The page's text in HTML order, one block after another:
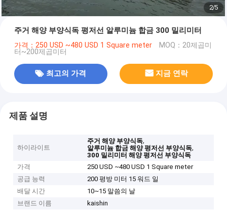
2/5
주거 해양 부양식독 평저선 알루미늄 합금 300 밀리미터
가격：250 USD ~480 USD 1 Square meter MOQ：20제곱미
터~200제곱미터
최고의 가격 지금 연락
제품 설명
하이라이트
주거 해양 부양식독,
알루미늄 합금 해양 평저선 부양식독,
300 밀리미터 해양 평저선 부양식독
가격
250 USD ~480 USD 1 Square meter
공급 능력
200 평방 미터 15 워드 일
배달 시간
10~15 말씀의 날
브랜드 이름
kaishin